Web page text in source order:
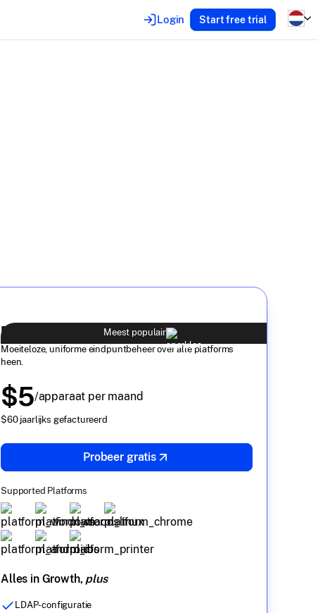
Login Start free trial
Meest populair
Business
Moeiteloze, uniforme eindpuntbeheer over alle platforms
heen.
$5/apparaat per maand
$60 jaarlijks gefactureerd
Probeer gratis
Supported Platforms
Alles in Growth, plus
LDAP-configuratie